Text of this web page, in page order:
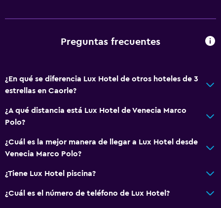
Baño
Papel higiénico
Baño privado
Sistema de entretenimiento
TV de pantalla plana
Sala de estar/TV compartida
TV por cable o vía satélite
Preguntas frecuentes
¿En qué se diferencia Lux Hotel de otros hoteles de 3
estrellas en Caorle?
¿A qué distancia está Lux Hotel de Venecia Marco
Polo?
¿Cuál es la mejor manera de llegar a Lux Hotel desde
Venecia Marco Polo?
¿Tiene Lux Hotel piscina?
¿Cuál es el número de teléfono de Lux Hotel?